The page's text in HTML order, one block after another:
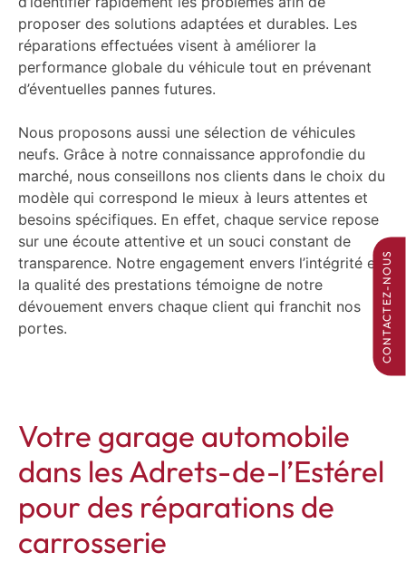
proposer des solutions adaptées et durables. Les
réparations effectuées visent à améliorer la
performance globale du véhicule tout en prévenant
d’éventuelles pannes futures.
Nous proposons aussi une sélection de véhicules
neufs. Grâce à notre connaissance approfondie du
marché, nous conseillons nos clients dans le choix du
modèle qui correspond le mieux à leurs attentes et
besoins spécifiques. En effet, chaque service repose
sur une écoute attentive et un souci constant de
transparence. Notre engagement envers l’intégrité et
la qualité des prestations témoigne de notre
dévouement envers chaque client qui franchit nos
portes.
Votre garage automobile
dans les Adrets-de-l’Estérel
pour des réparations de
carrosserie
CONTACTEZ-NOUS